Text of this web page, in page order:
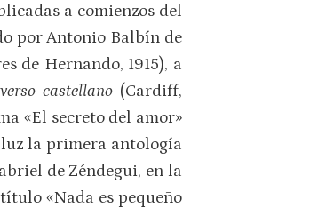
a comienzos del
por Antonio Balbín de
de Hernando, 1915), a
castellano(Cardiff,
«El secreto del amor»
luz la primera antología
de Zéndegui, en la
«Nada es pequeño